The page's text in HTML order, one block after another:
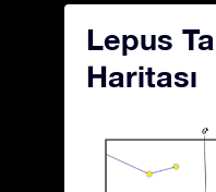
Lepus
Haritası